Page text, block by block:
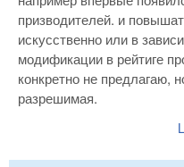
призводителей. и
искусственно или в
модификации в рейтиге
конкретно не предлагаю,
разрешимая.